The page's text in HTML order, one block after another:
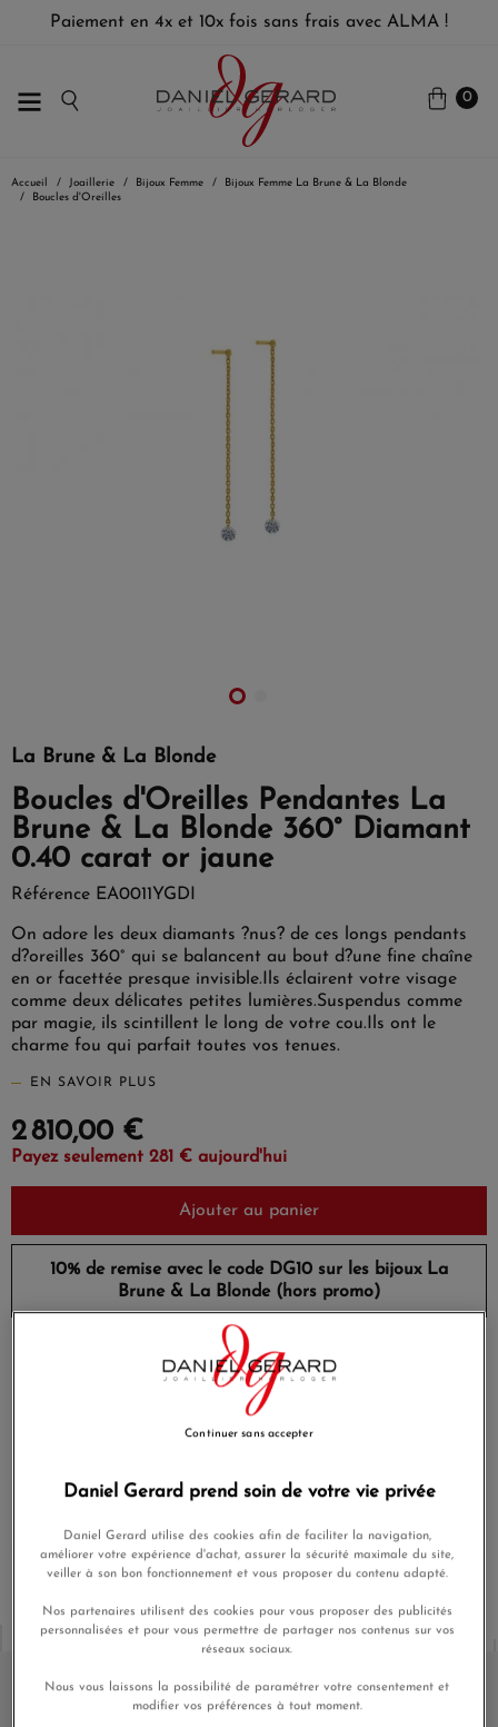
Paiement en 4x et 10x fois sans frais avec ALMA !
0
Accueil Joaillerie Bijoux Femme
Bijoux Femme La Brune & La Blonde
Boucles d'Oreilles
La Brune & La Blonde
Boucles d'Oreilles Pendantes La
Brune & La Blonde 360° Diamant
0.40 carat or jaune
Référence EA0011YGDI
On adore les deux diamants ?nus? de ces longs pendants
d?oreilles 360° qui se balancent au bout d?une fine chaîne
en or facettée presque invisible.Ils éclairent votre visage
comme deux délicates petites lumières.Suspendus comme
par magie, ils scintillent le long de votre cou.Ils ont le
charme fou qui parfait toutes vos tenues.
EN SAVOIR PLUS
2 810,00 €
Payez seulement 281 € aujourd'hui
Ajouter au panier
10% de remise avec le code DG10 sur les bijoux La
Brune & La Blonde (hors promo)
Livraison gratuite
Payez en 4x ou 10x
sans frais
Paiement sécurisé
En achetant ce produit vous gagnerez
grâce à notre
programme de fidélité.
Boucles d'oreilles Pendantes Boucles d'oreilles Pendantes
Daniel Gerard prend soin de votre vie privée
Daniel Gerard utilise des cookies afin de faciliter la navigation,
améliorer votre expérience d'achat, assurer la sécurité maximale du site,
veiller à son bon fonctionnement et vous proposer du contenu adapté.
Nos partenaires utilisent des cookies pour vous proposer des publicités
personnalisées et pour vous permettre de partager nos contenus sur vos
réseaux sociaux.
Nous vous laissons la possibilité de paramétrer votre consentement et
modifier vos préférences à tout moment.
Continuer sans accepter